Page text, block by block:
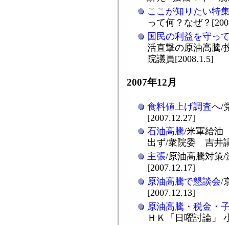
ここが知りたい特
って何？なぜ？
国民の利益を守っ
活直撃の原油高騰/
院議員[2008.1.5]
2007年12月
食料値上げ調査へ/
[2007.12.27]
石油高騰/米軍給
出ず/衆院委 吉井
主張/原油高騰対策/
[2007.12.17]
原油高騰で懇談会/
[2007.12.13]
原油高騰・税金・
ＨＫ「日曜討論」